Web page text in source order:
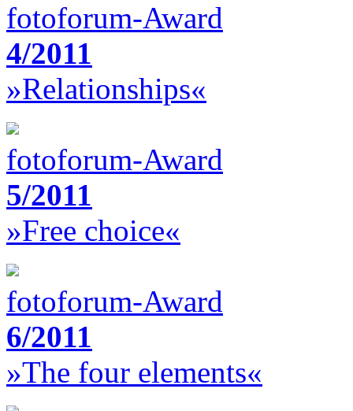
fotoforum-Award
4/2011
»Relationships«
fotoforum-Award
5/2011
»Free choice«
fotoforum-Award
6/2011
»The four elements«